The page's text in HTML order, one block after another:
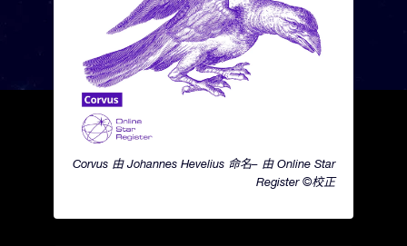
Corvus 由 Johannes Hevelius 命名– 由 Online Star
Register ©校正